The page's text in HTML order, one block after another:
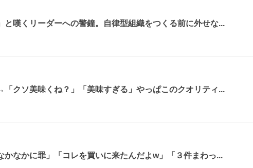
と嘆くリーダーへの警鐘。自律型組織をつくる前に外せな...
クソ美味くね？」「美味すぎる」やっぱこのクオリティ...
かなかに罪」「コレを買いに来たんだよw」「３件まわっ...